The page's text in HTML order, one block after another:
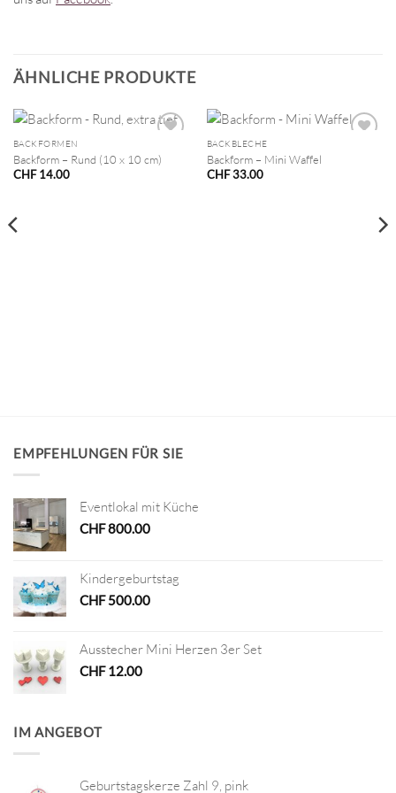
ÄHNLICHE PRODUKTE
BACKFORMEN
Backform – Rund (10 x 10 cm)
CHF14.00
BACKBLECHE
Backform – Mini Waffel
CHF33.00
EMPFEHLUNGEN FÜR SIE
Eventlokal mit Küche
CHF800.00
Kindergeburtstag
CHF500.00
Ausstecher Mini Herzen 3er Set
CHF12.00
IM ANGEBOT
Geburtstagskerze Zahl 9, pink